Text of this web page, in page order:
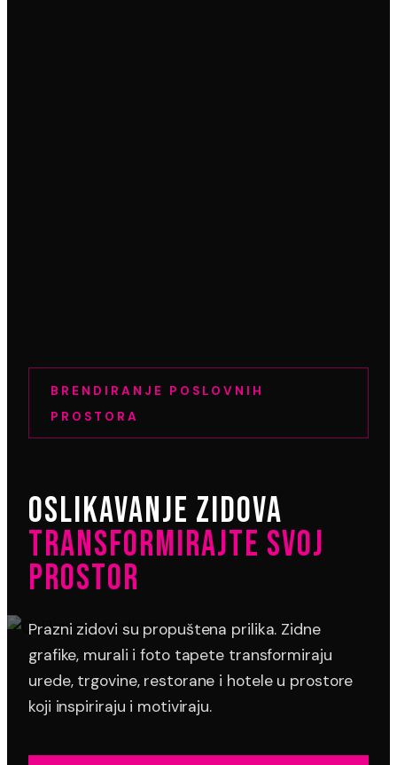
BRENDIRANJE POSLOVNIH
PROSTORA
OSLIKAVANJE ZIDOVA
TRANSFORMIRAJTE SVOJ
PROSTOR
Prazni zidovi su propuštena prilika. Zidne
grafike, murali i foto tapete transformiraju
urede, trgovine, restorane i hotele u prostore
koji inspiriraju i motiviraju.